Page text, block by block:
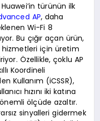
Huawei’in türünün ilk
AP, daha
Wi-Fi 8
Bu çığır açan ürün,
hizmetleri için üretim
Özellikle, çoklu AP
Koordineli
Kullanım (iCSSR),
hızını iki katına
ölçüde azaltır.
sinyalleri gidermek